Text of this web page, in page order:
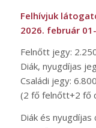
Felhívjuk
2026. február
Felnőtt jegy:
Diák, nyugdíjas
Családi jegy:
(2 fő felnőtt+2 fő
Diák és